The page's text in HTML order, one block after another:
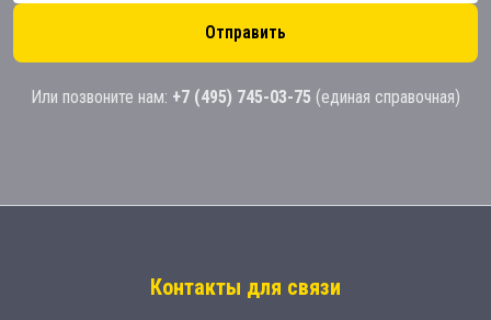
Отправить
Или позвоните нам: +7 (495) 745-03-75 (единая справочная)
Контакты для связи